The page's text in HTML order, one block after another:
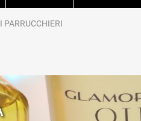
PARRUCCHIERI